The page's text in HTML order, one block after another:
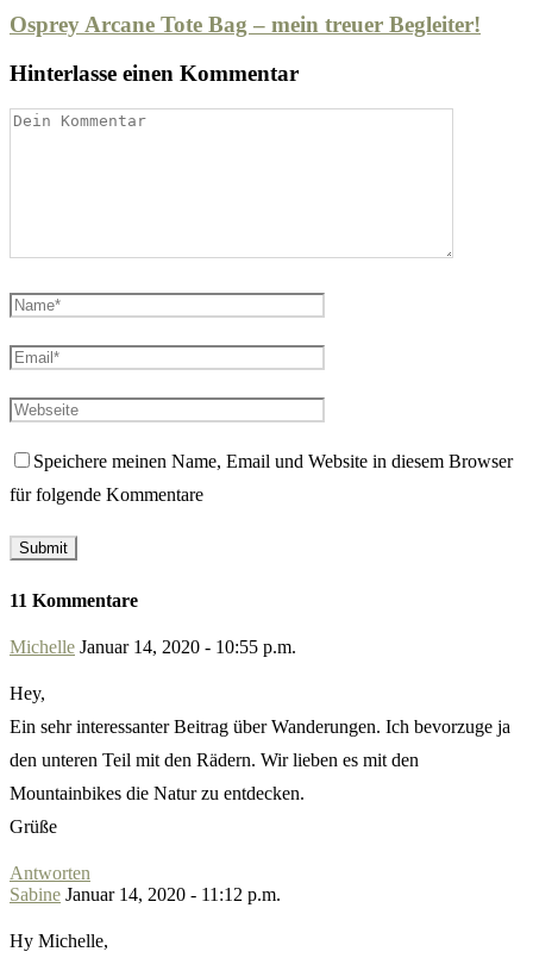
Osprey Arcane Tote Bag – mein treuer Begleiter!
Hinterlasse einen Kommentar
Speichere meinen Name, Email und Website in diesem Browser
für folgende Kommentare
11 Kommentare
Michelle Januar 14, 2020 - 10:55 p.m.
Hey,
Ein sehr interessanter Beitrag über Wanderungen. Ich bevorzuge ja
den unteren Teil mit den Rädern. Wir lieben es mit den
Mountainbikes die Natur zu entdecken.
Grüße
Antworten
Sabine Januar 14, 2020 - 11:12 p.m.
Hy Michelle,